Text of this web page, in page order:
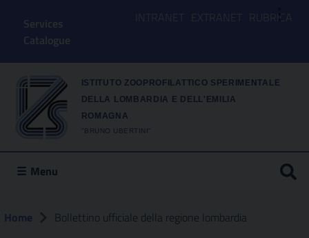
⋮
Services
Catalogue
INTRANET EXTRANET RUBRICA
ISTITUTO ZOOPROFILATTICO SPERIMENTALE
DELLA LOMBARDIA E DELL'EMILIA
ROMAGNA
"BRUNO UBERTINI"
Menu
Home Bollettino ufficiale della regione lombardia